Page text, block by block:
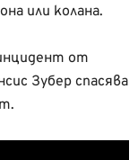
или колана.
от
Зубер спасява